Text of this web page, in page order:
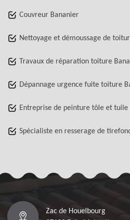
Couvreur Bananier
Nettoyage et démoussage de
Travaux de réparation toiture
Dépannage urgence fuite toiture
Entreprise de peinture tôle et tuile
Spécialiste en resserage de
Zac de Houelbourg